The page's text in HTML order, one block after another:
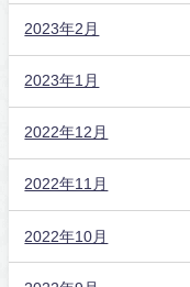
2023年2月
2023年1月
2022年12月
2022年11月
2022年10月